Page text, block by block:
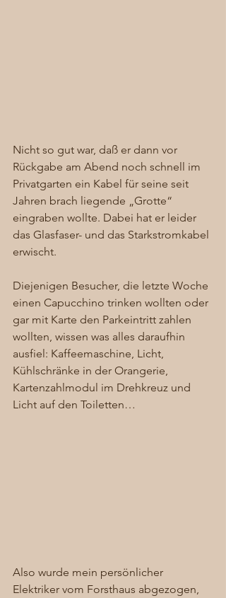
Nicht so gut war, daß er dann vor
Rückgabe am Abend noch schnell im
Privatgarten ein Kabel für seine seit
Jahren brach liegende „Grotte“
eingraben wollte. Dabei hat er leider
das Glasfaser- und das Starkstromkabel
erwischt.
Diejenigen Besucher, die letzte Woche
einen Capucchino trinken wollten oder
gar mit Karte den Parkeintritt zahlen
wollten, wissen was alles daraufhin
ausfiel: Kaffeemaschine, Licht,
Kühlschränke in der Orangerie,
Kartenzahlmodul im Drehkreuz und
Licht auf den Toiletten…
Also wurde mein persönlicher
Elektriker vom Forsthaus abgezogen,